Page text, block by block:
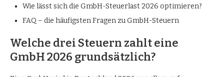
Wie lässt sich die GmbH-Steuerlast 2026 optimieren?
FAQ – die häufigsten Fragen zu GmbH-Steuern
Welche drei Steuern zahlt eine
GmbH 2026 grundsätzlich?